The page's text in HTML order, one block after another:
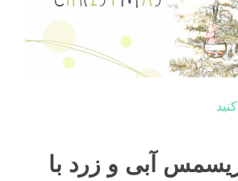
آبی و زرد با